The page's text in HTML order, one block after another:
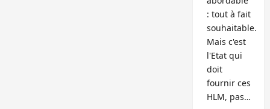
: tout à fait
souhaitable.
Mais c'est
l'Etat qui
doit
fournir ces
HLM, pas…